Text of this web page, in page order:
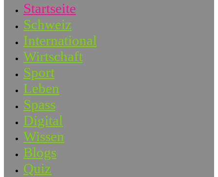
Startseite
Schweiz
International
Wirtschaft
Sport
Leben
Spass
Digital
Wissen
Blogs
Quiz